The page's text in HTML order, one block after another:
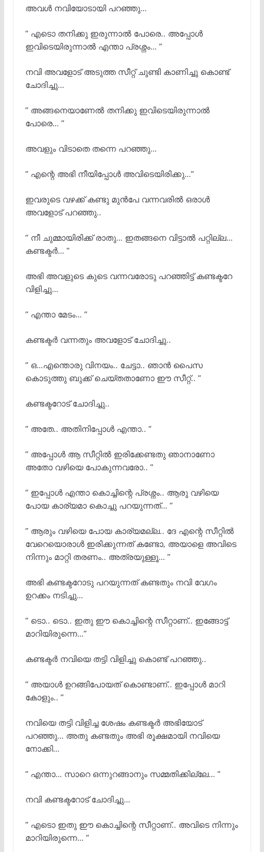
അവൾ നവിയോടായി പറഞ്ഞു…
” എടൊ തനിക്കു ഇരുന്നാൽ പോരെ.. അപ്പോൾ
ഇവിടെയിരുന്നാൽ എന്താ പ്രശ്നം… ”
നവി അവളോട് അടുത്ത സീറ്റ് ചുണ്ടി കാണിച്ചു കൊണ്ട്
ചോദിച്ചു…
” അങ്ങനെയാണേൽ തനിക്കു ഇവിടെയിരുന്നാൽ
പോരെ… ”
അവളും വിടാതെ തന്നെ പറഞ്ഞു…
” എന്റെ അഭി നീയിപ്പോൾ അവിടെയിരിക്കു…”
ഇവരുടെ വഴക്ക് കണ്ടു മുൻപേ വന്നവരിൽ ഒരാൾ
അവളോട് പറഞ്ഞു..
” നീ ചുമ്മായിരിക്ക് രാതു… ഇതങ്ങനെ വിട്ടാൽ പറ്റില്ല…
കണ്ടക്ടർ… ”
അഭി അവളുടെ കുടെ വന്നവരോടു പറഞ്ഞിട്ട് കണ്ടക്ടറേ
വിളിച്ചു…
” എന്താ മേടം… ”
കണ്ടക്ടർ വന്നതും അവളോട്‌ ചോദിച്ചു..
” ഒ…എന്തൊരു വിനയം.. ചേട്ടാ.. ഞാൻ പൈസ
കൊടുത്തു ബുക്ക്‌ ചെയ്തതാണോ ഈ സീറ്റ്.. ”
കണ്ടക്ടറോട് ചോദിച്ചു..
” അതേ.. അതിനിപ്പോൾ എന്താ.. ”
” അപ്പോൾ ആ സീറ്റിൽ ഇരിക്കേണ്ടതു ഞാനാണോ
അതോ വഴിയെ പോകുന്നവരോ.. ”
” ഇപ്പോൾ എന്താ കൊച്ചിന്റെ പ്രശ്നം.. ആരു വഴിയെ
പോയ കാര്യമാ കൊച്ചു പറയുന്നത്… ”
” ആരും വഴിയെ പോയ കാര്യമല്ല.. ദേ എന്റെ സീറ്റിൽ
വേറെയൊരാൾ ഇരിക്കുന്നത് കണ്ടോ, അയാളെ അവിടെ
നിന്നും മാറ്റി തരണം.. അത്രയുള്ളൂ… ”
അഭി കണ്ടക്ടറോടു പറയുന്നത് കണ്ടതും നവി വേഗം
ഉറക്കം നടിച്ചു…
” ടൊ.. ടൊ.. ഇതു ഈ കൊച്ചിന്റെ സീറ്റാണ്.. ഇങ്ങോട്ട്
മാറിയിരുന്നെ…”
കണ്ടക്ടർ നവിയെ തട്ടി വിളിച്ചു കൊണ്ട് പറഞ്ഞു..
” അയാൾ ഉറങ്ങിപോയത് കൊണ്ടാണ്.. ഇപ്പോൾ മാറി
കോളും.. ”
നവിയെ തട്ടി വിളിച്ച ശേഷം കണ്ടക്ടർ അഭിയോട്
പറഞ്ഞു… അതു കണ്ടതും അഭി രൂക്ഷമായി നവിയെ
നോക്കി…
” എന്താ… സാറെ ഒന്നുറങ്ങാനും സമ്മതിക്കില്ലേ… ”
നവി കണ്ടക്ടറോട് ചോദിച്ചു…
” എടൊ ഇതു ഈ കൊച്ചിന്റെ സീറ്റാണ്.. അവിടെ നിന്നും
മാറിയിരുന്നെ… ”